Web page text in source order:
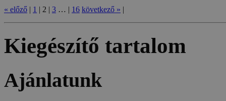
« előző | 1 | 2 | 3 … | 16 következő » |
Kiegészítő tartalom
Ajánlatunk